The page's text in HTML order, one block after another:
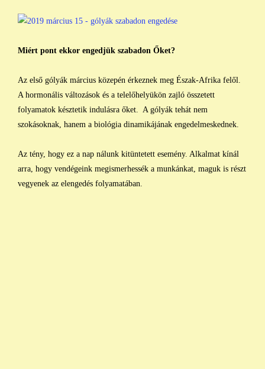
Miért pont ekkor engedjük szabadon Őket?
Az első gólyák március közepén érkeznek meg Észak-Afrika felől.
A hormonális változások és a telelőhelyükön zajló összetett
folyamatok késztetik indulásra őket. A gólyák tehát nem
szokásoknak, hanem a biológia dinamikájának engedelmeskednek.
Az tény, hogy ez a nap nálunk kitüntetett esemény. Alkalmat kínál
arra, hogy vendégeink megismerhessék a munkánkat, maguk is részt
vegyenek az elengedés folyamatában.